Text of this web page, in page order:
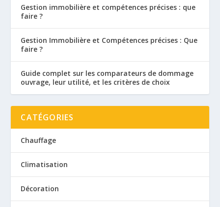
Gestion immobilière et compétences précises : que
faire ?
Gestion Immobilière et Compétences précises : Que
faire ?
Guide complet sur les comparateurs de dommage
ouvrage, leur utilité, et les critères de choix
CATÉGORIES
Chauffage
Climatisation
Décoration